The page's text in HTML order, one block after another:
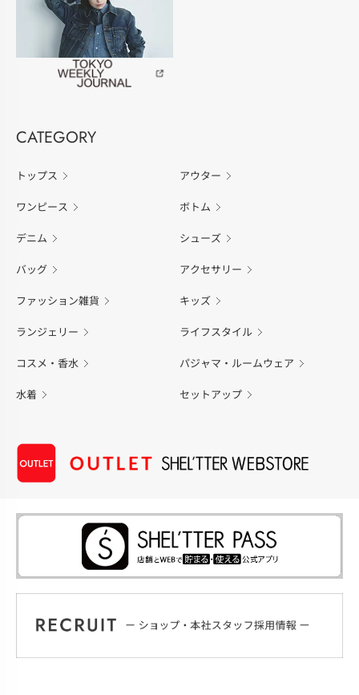
CATEGORY
トップス アウター
ワンピース ボトム
デニム シューズ
バッグ アクセサリー
ファッション雑貨 キッズ
ランジェリー ライフスタイル
コスメ・香水 パジャマ・ルームウェア
水着 セットアップ